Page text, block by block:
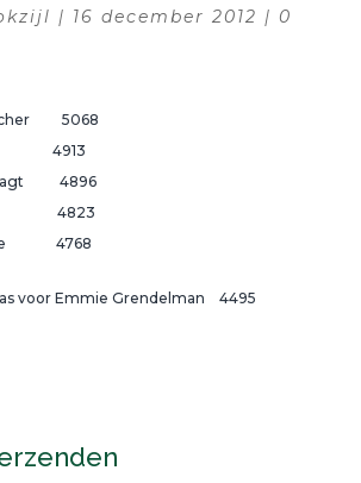
| 16 december 2012 | 0
5068
4913
4896
4823
4768
voor Emmie Grendelman 4495